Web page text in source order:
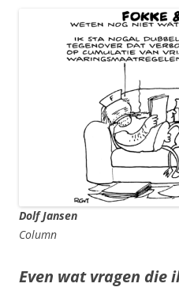
Dolf Jansen
Column
Even wat vragen die